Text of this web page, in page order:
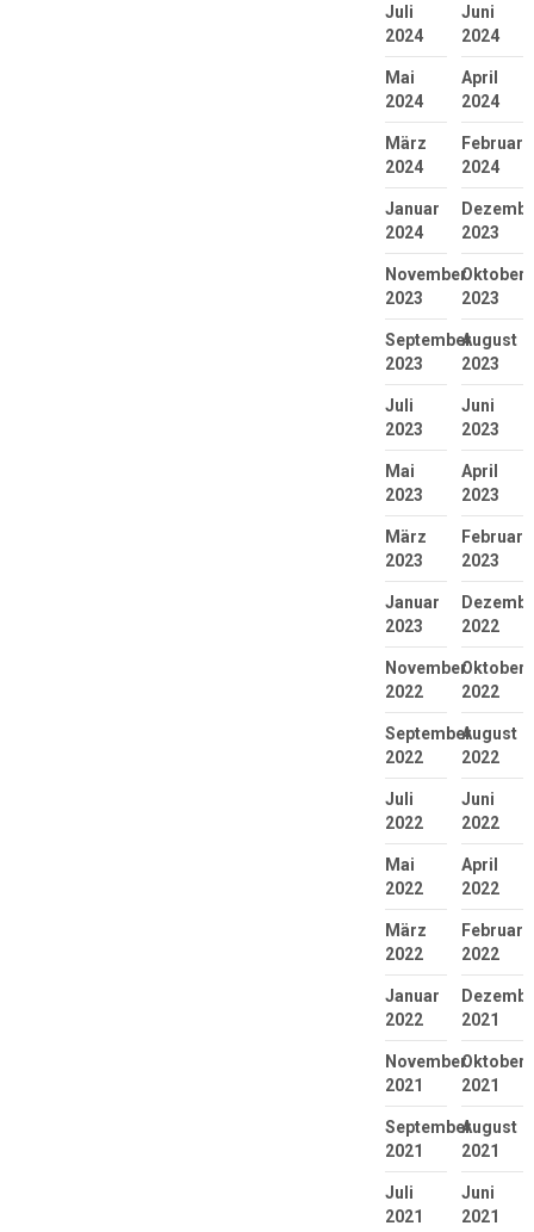
Juli
2024
Juni
2024
Mai
2024
April
2024
März
2024
Februar
2024
Januar
2024
2023
November
2023
Oktober
2023
September
2023
August
2023
Juli
2023
Juni
2023
Mai
2023
April
2023
März
2023
Februar
2023
Januar
2023
2022
November
2022
Oktober
2022
September
2022
August
2022
Juli
2022
Juni
2022
Mai
2022
April
2022
März
2022
Februar
2022
Januar
2022
2021
November
2021
Oktober
2021
September
2021
August
2021
Juli
2021
Juni
2021